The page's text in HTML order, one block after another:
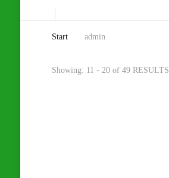
Start admin
Showing: 11 - 20 of 49 RESULTS